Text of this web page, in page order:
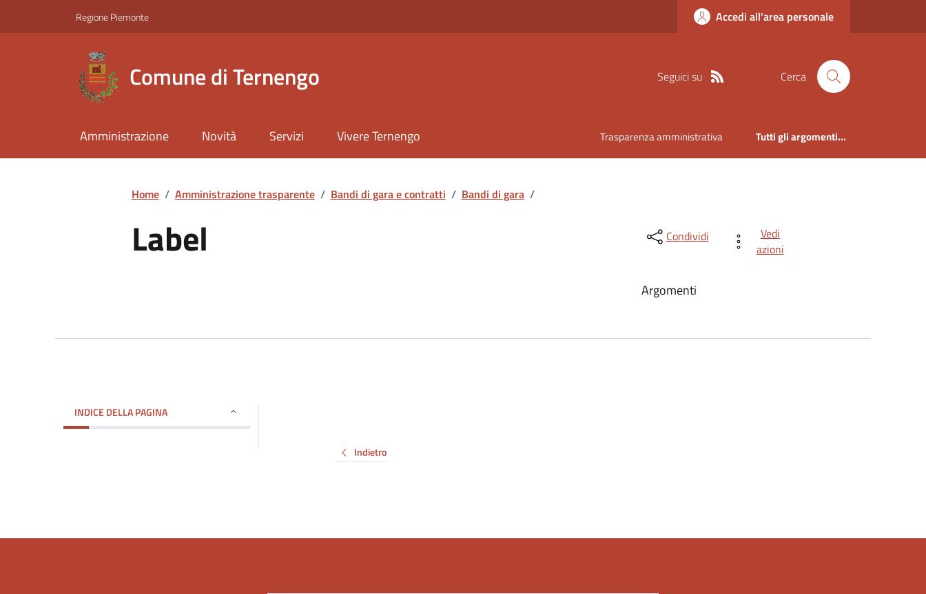
Regione Piemonte Accedi all'area personale
Comune di Ternengo Seguici su Cerca
Amministrazione Novità Servizi Vivere Ternengo Trasparenza amministrativa Tutti gli argomenti...
Home / Amministrazione trasparente / Bandi di gara e contratti / Bandi di gara /
Label Condividi
Vedi
azioni
Argomenti
INDICE DELLA PAGINA
Indietro